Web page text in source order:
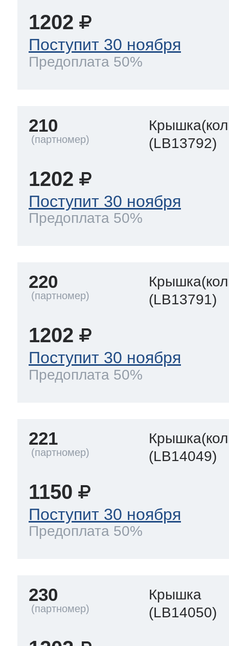
1202
Поступит 30 ноября
Предоплата 50%
210
(LB13792)
1202
Поступит 30 ноября
Предоплата 50%
220
(LB13791)
1202
Поступит 30 ноября
Предоплата 50%
221
(LB14049)
1150
Поступит 30 ноября
Предоплата 50%
230
Крышка
(LB14050)